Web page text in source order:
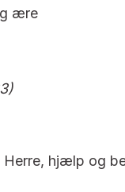
ære
Herre, hjælp og